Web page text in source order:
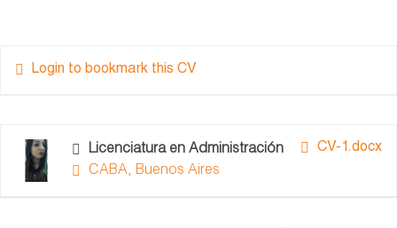
Login to bookmark this CV
CV-1.docx
Licenciatura en Administración
CABA, Buenos Aires